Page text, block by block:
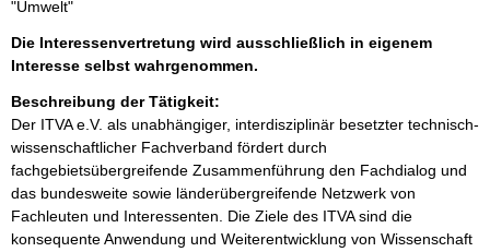
"Umwelt"
Die Interessenvertretung wird ausschließlich in eigenem
Interesse selbst wahrgenommen.
Beschreibung der Tätigkeit:
Der ITVA e.V. als unabhängiger, interdisziplinär besetzter technisch-
wissenschaftlicher Fachverband fördert durch
fachgebietsübergreifende Zusammenführung den Fachdialog und
das bundesweite sowie länderübergreifende Netzwerk von
Fachleuten und Interessenten. Die Ziele des ITVA sind die
konsequente Anwendung und Weiterentwicklung von Wissenschaft